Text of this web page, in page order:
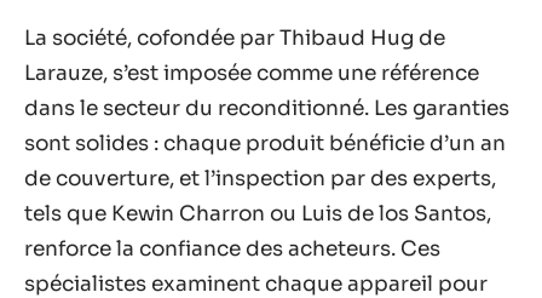
La société, cofondée par Thibaud Hug de
Larauze, s’est imposée comme une référence
dans le secteur du reconditionné. Les garanties
sont solides : chaque produit bénéficie d’un an
de couverture, et l’inspection par des experts,
tels que Kewin Charron ou Luis de los Santos,
renforce la confiance des acheteurs. Ces
spécialistes examinent chaque appareil pour